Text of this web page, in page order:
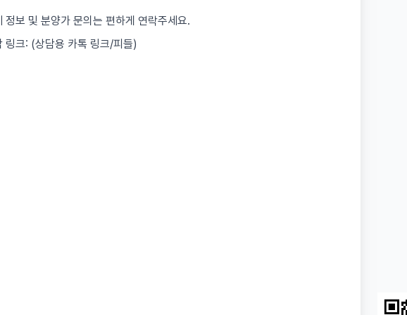
정보 및 분양가 문의는 편하게 연락주세요.
링크: (상담용 카톡 링크/피들)